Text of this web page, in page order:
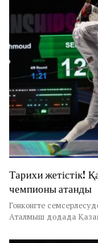
Тарихи жетістік!
чемпионы атанды
Гонконгте
Аталмыш додада